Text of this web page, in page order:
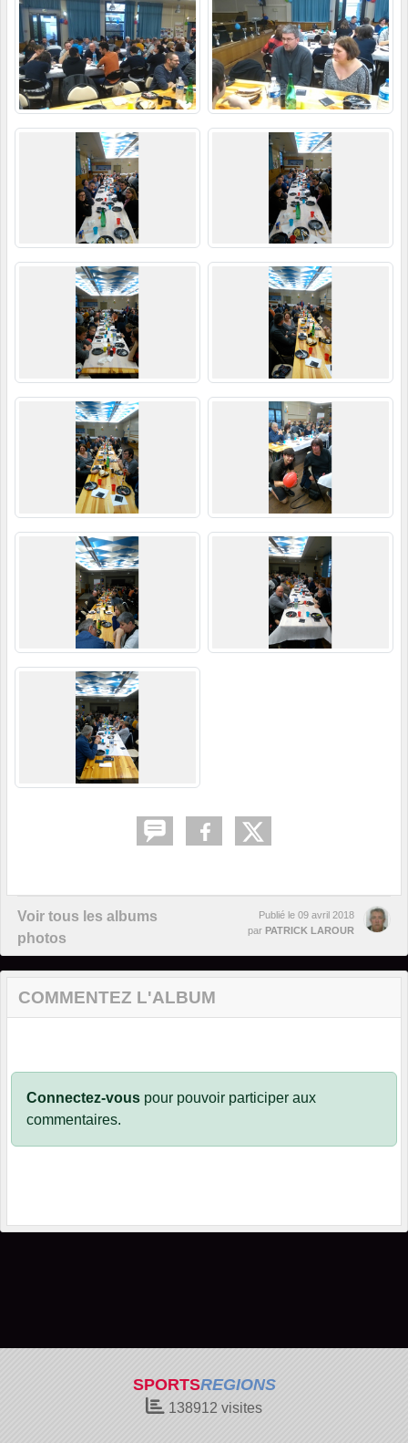
Voir tous les albums
photos
Publié le 09 avril 2018
par PATRICK LAROUR
COMMENTEZ L'ALBUM
Connectez-vous pour pouvoir participer aux
commentaires.
SPORTSREGIONS
138912 visites